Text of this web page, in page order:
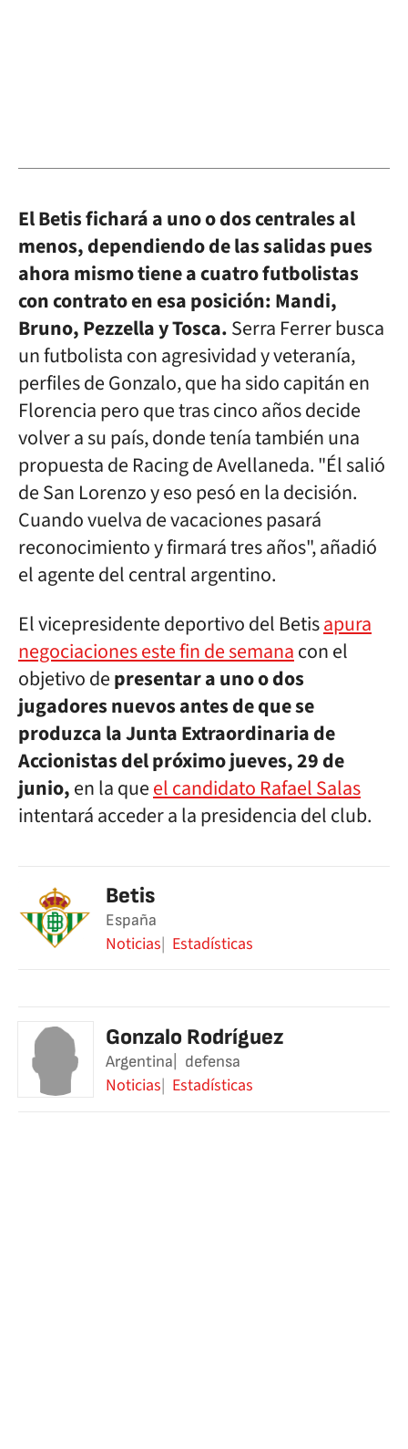
El Betis fichará a uno o dos centrales al
menos, dependiendo de las salidas pues
ahora mismo tiene a cuatro futbolistas
con contrato en esa posición: Mandi,
Bruno, Pezzella y Tosca.Serra Ferrer busca
un futbolista con agresividad y veteranía,
perfiles de Gonzalo, que ha sido capitán en
Florencia pero que tras cinco años decide
volver a su país, donde tenía también una
propuesta de Racing de Avellaneda. "Él salió
de San Lorenzo y eso pesó en la decisión.
Cuando vuelva de vacaciones pasará
reconocimiento y firmará tres años", añadió
el agente del central argentino.
El vicepresidente deportivo del Betisapura
negociaciones este fin de semanacon el
objetivo depresentar a uno o dos
jugadores nuevos antes de que se
produzca la Junta Extraordinaria de
Accionistas del próximo jueves, 29 de
junio,en la queel candidato Rafael Salas
intentará acceder a la presidencia del club.
Betis
España
Noticias Estadísticas
Gonzalo Rodríguez
Argentina defensa
Noticias Estadísticas